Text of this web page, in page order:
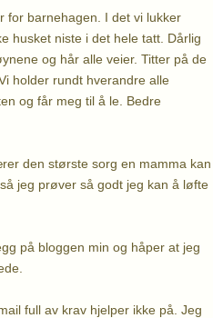
for barnehagen. I det vi lukker
husket niste i det hele tatt. Dårlig
og hår alle veier. Titter på de
holder rundt hverandre alle
og får meg til å le. Bedre
den største sorg en mamma kan
jeg prøver så godt jeg kan å løfte
på bloggen min og håper at jeg
full av krav hjelper ikke på. Jeg